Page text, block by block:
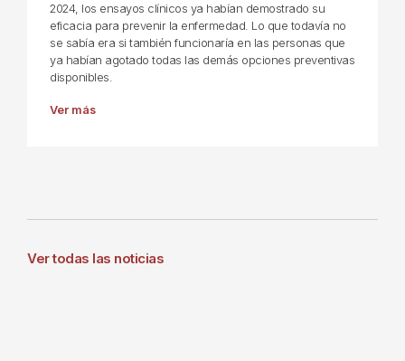
2024, los ensayos clínicos ya habían demostrado su
eficacia para prevenir la enfermedad. Lo que todavía no
se sabía era si también funcionaría en las personas que
ya habían agotado todas las demás opciones preventivas
disponibles.
Ver más
Ver todas las noticias